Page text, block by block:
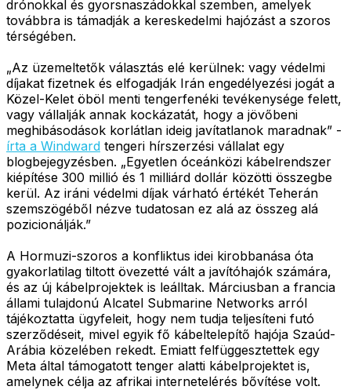
drónokkal és gyorsnaszádokkal szemben, amelyek
továbbra is támadják a kereskedelmi hajózást a szoros
térségében.
„Az üzemeltetők választás elé kerülnek: vagy védelmi
díjakat fizetnek és elfogadják Irán engedélyezési jogát a
Közel-Kelet öböl menti tengerfenéki tevékenysége felett,
vagy vállalják annak kockázatát, hogy a jövőbeni
meghibásodások korlátlan ideig javítatlanok maradnak” -
írta a Windward tengeri hírszerzési vállalat egy
blogbejegyzésben. „Egyetlen óceánközi kábelrendszer
kiépítése 300 millió és 1 milliárd dollár közötti összegbe
kerül. Az iráni védelmi díjak várható értékét Teherán
szemszögéből nézve tudatosan ez alá az összeg alá
pozicionálják.”
A Hormuzi-szoros a konfliktus idei kirobbanása óta
gyakorlatilag tiltott övezetté vált a javítóhajók számára,
és az új kábelprojektek is leálltak. Márciusban a francia
állami tulajdonú Alcatel Submarine Networks arról
tájékoztatta ügyfeleit, hogy nem tudja teljesíteni futó
szerződéseit, mivel egyik fő kábeltelepítő hajója Szaúd-
Arábia közelében rekedt. Emiatt felfüggesztettek egy
Meta által támogatott tenger alatti kábelprojektet is,
amelynek célja az afrikai internetelérés bővítése volt.